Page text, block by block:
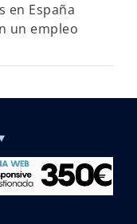
en España
un empleo